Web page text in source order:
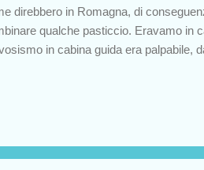
direbbero in Romagna, di
qualche pasticcio. Eravamo in
in cabina guida era palpabile,
si ostinava a farci girare in
abbiamo deciso di fare
Chi di voi ha già capito cosa vi sto